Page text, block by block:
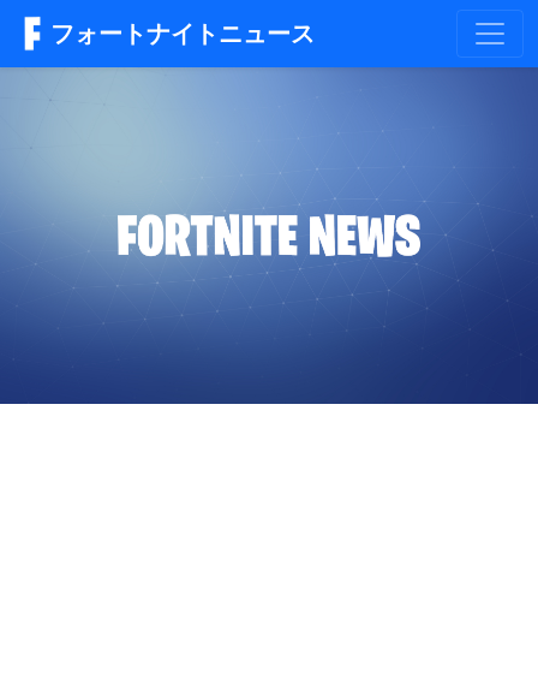
フォートナイトニュース